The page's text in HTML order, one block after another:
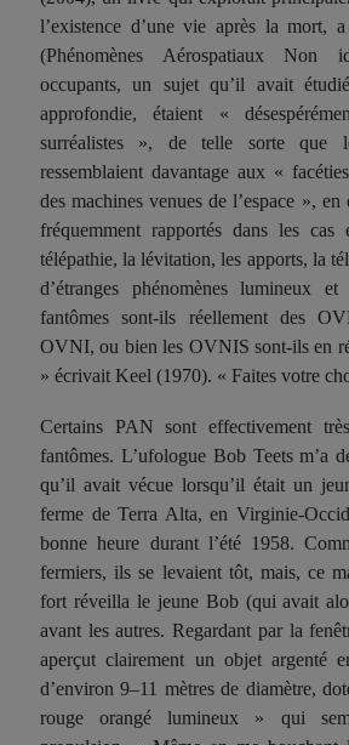
l’existence d’une vie après la mort,
(Phénomènes Aérospatiaux Non
occupants, un sujet qu’il avait
approfondie, étaient «
surréalistes », de telle sorte que
ressemblaient davantage aux «
des machines venues de l’espace »,
fréquemment rapportés dans les cas
télépathie, la lévitation, les apports, la
d’étranges phénomènes lumineux
fantômes sont-ils réellement des
OVNI, ou bien les OVNIS sont-ils en
» écrivait Keel (1970). « Faites votre
Certains PAN sont effectivement
fantômes. L’ufologue Bob Teets m’a
qu’il avait vécue lorsqu’il était un
ferme de Terra Alta, en Virginie-
bonne heure durant l’été 1958.
fermiers, ils se levaient tôt, mais, ce
fort réveilla le jeune Bob (qui avait
avant les autres. Regardant par la
aperçut clairement un objet argenté
d’environ 9–11 mètres de diamètre,
rouge orangé lumineux » qui